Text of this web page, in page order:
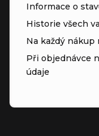
Informace o
Historie všech
Na každý nákup
Při objednávce
údaje